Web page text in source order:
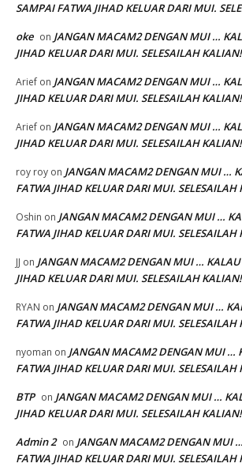
SAMPAI FATWA JIHAD KELUAR DARI MUI.
oke on JANGAN MACAM2 DENGAN MUI …
JIHAD KELUAR DARI MUI. SELESAILAH
Arief on JANGAN MACAM2 DENGAN MUI …
JIHAD KELUAR DARI MUI. SELESAILAH
Arief on JANGAN MACAM2 DENGAN MUI …
JIHAD KELUAR DARI MUI. SELESAILAH
roy roy on JANGAN MACAM2 DENGAN MUI …
FATWA JIHAD KELUAR DARI MUI. SELESAILAH
Oshin on JANGAN MACAM2 DENGAN MUI …
FATWA JIHAD KELUAR DARI MUI. SELESAILAH
JJ on JANGAN MACAM2 DENGAN MUI …
JIHAD KELUAR DARI MUI. SELESAILAH
RYAN on JANGAN MACAM2 DENGAN MUI …
FATWA JIHAD KELUAR DARI MUI. SELESAILAH
nyoman on JANGAN MACAM2 DENGAN MUI …
FATWA JIHAD KELUAR DARI MUI. SELESAILAH
BTP on JANGAN MACAM2 DENGAN MUI …
JIHAD KELUAR DARI MUI. SELESAILAH
Admin 2 on JANGAN MACAM2 DENGAN MUI
FATWA JIHAD KELUAR DARI MUI. SELESAILAH